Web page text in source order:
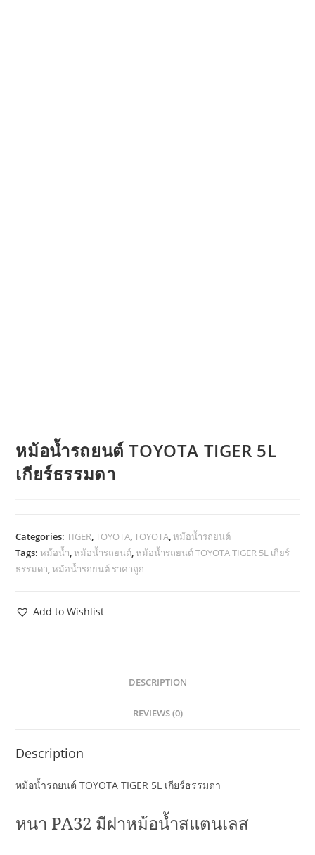
หม้อน้ำรถยนต์ TOYOTA TIGER 5L
เกียร์ธรรมดา
Categories:TIGER,TOYOTA,TOYOTA,หม้อน้ำรถยนต์
Tags:หม้อน้ำ,หม้อน้ำรถยนต์,หม้อน้ำรถยนต์ TOYOTA TIGER 5L เกียร์
ธรรมดา,หม้อน้ำรถยนต์ ราคาถูก
Add to Wishlist
DESCRIPTION
REVIEWS (0)
Description
หม้อน้ำรถยนต์ TOYOTA TIGER 5L เกียร์ธรรมดา
หนา PA32 มีฝาหม้อน้ำสแตนเลส